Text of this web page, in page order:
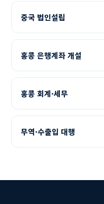
중국 법인설립
홍콩 은행계좌 개설
홍콩 회계·세무
무역·수출입 대행